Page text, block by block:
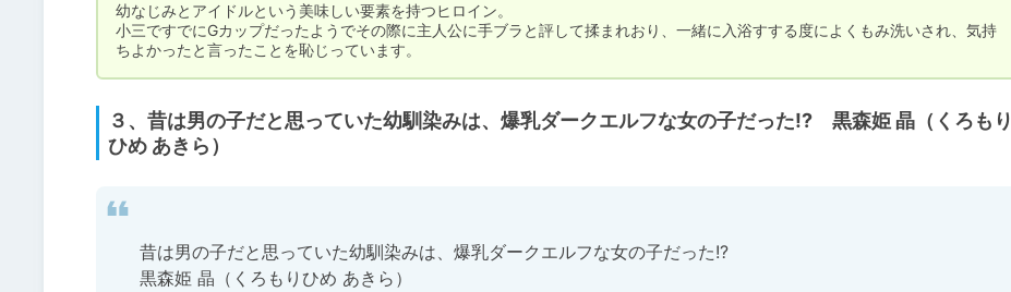
幼なじみとアイドルという美味しい要素を持つヒロイン。
小三ですでにGカップだったようでその際に主人公に手ブラと評して揉まれおり、一緒に入浴すする度によくもみ洗いされ、気持
ちよかったと言ったことを恥じっています。
３、昔は男の子だと思っていた幼馴染みは、爆乳ダークエルフな女の子だった!? 黒森姫 晶（くろもり
ひめ あきら）
昔は男の子だと思っていた幼馴染みは、爆乳ダークエルフな女の子だった!?
黒森姫 晶（くろもりひめ あきら）